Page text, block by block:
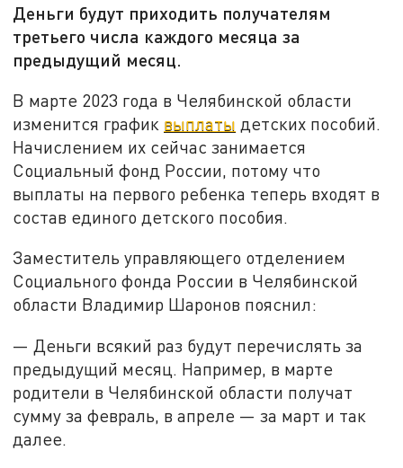
Деньги будут приходить получателям
третьего числа каждого месяца за
предыдущий месяц.
В марте 2023 года в Челябинской области
изменится график выплаты детских пособий.
Начислением их сейчас занимается
Социальный фонд России, потому что
выплаты на первого ребенка теперь входят в
состав единого детского пособия.
Заместитель управляющего отделением
Социального фонда России в Челябинской
области Владимир Шаронов пояснил:
— Деньги всякий раз будут перечислять за
предыдущий месяц. Например, в марте
родители в Челябинской области получат
сумму за февраль, в апреле — за март и так
далее.